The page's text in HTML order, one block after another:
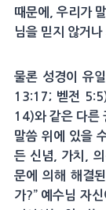
때문에, 우리가
님을 믿지 않거나
물론 성경이 유
13:17; 벧전
14)와 같은 다른
말씀 위에 있을
든 신념, 가치,
문에 의해 해결
가?” 예수님 자